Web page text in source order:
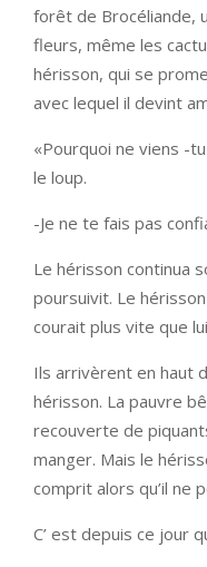
forêt de Brocéliande,
fleurs, même les
hérisson, qui se
avec lequel il devint
«Pourquoi ne viens -
le loup.
-Je ne te fais pas
Le hérisson continua
poursuivit. Le
courait plus vite que
Ils arrivèrent en haut d
hérisson. La pauvre
recouverte de
manger. Mais le
comprit alors qu’il ne
C’ est depuis ce jour